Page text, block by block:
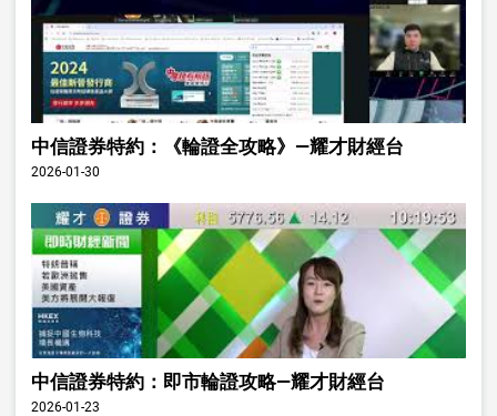
中信證券特約：《輪證全攻略》—耀才財經台
2026-01-30
中信證券特約：即市輪證攻略—耀才財經台
2026-01-23